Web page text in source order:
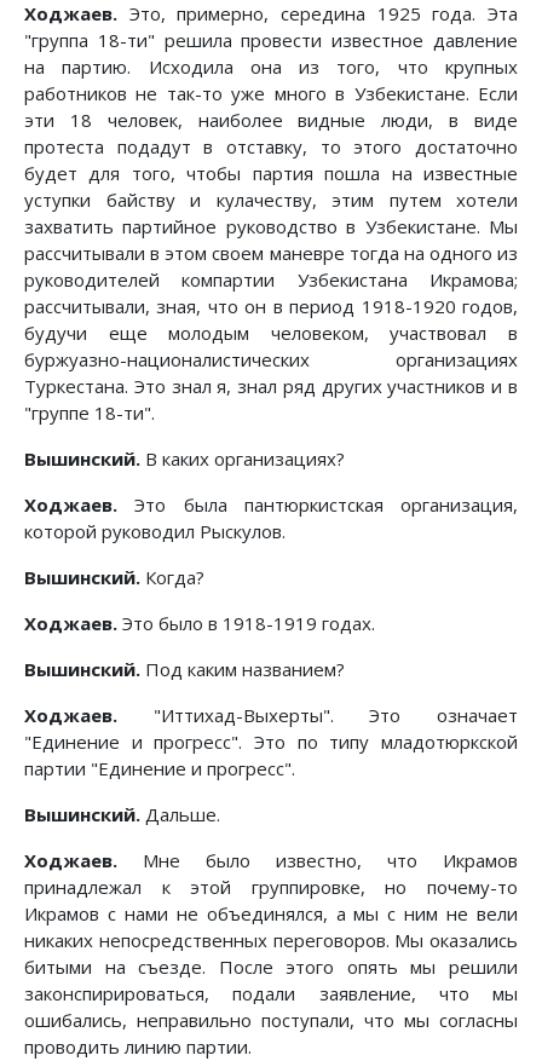
Ходжаев. Это, примерно, середина 1925 года. Эта
"группа 18-ти" решила провести известное давление
на партию. Исходила она из того, что крупных
работников не так-то уже много в Узбекистане. Если
эти 18 человек, наиболее видные люди, в виде
протеста подадут в отставку, то этого достаточно
будет для того, чтобы партия пошла на известные
уступки байству и кулачеству, этим путем хотели
захватить партийное руководство в Узбекистане. Мы
рассчитывали в этом своем маневре тогда на одного из
руководителей компартии Узбекистана Икрамова;
рассчитывали, зная, что он в период 1918-1920 годов,
будучи еще молодым человеком, участвовал в
буржуазно-националистических организациях
Туркестана. Это знал я, знал ряд других участников и в
"группе 18-ти".
Вышинский. В каких организациях?
Ходжаев. Это была пантюркистская организация,
которой руководил Рыскулов.
Вышинский. Когда?
Ходжаев. Это было в 1918-1919 годах.
Вышинский. Под каким названием?
Ходжаев. "Иттихад-Выхерты". Это означает
"Единение и прогресс". Это по типу младотюркской
партии "Единение и прогресс".
Вышинский. Дальше.
Ходжаев. Мне было известно, что Икрамов
принадлежал к этой группировке, но почему-то
Икрамов с нами не объединялся, а мы с ним не вели
никаких непосредственных переговоров. Мы оказались
битыми на съезде. После этого опять мы решили
законспирироваться, подали заявление, что мы
ошибались, неправильно поступали, что мы согласны
проводить линию партии.